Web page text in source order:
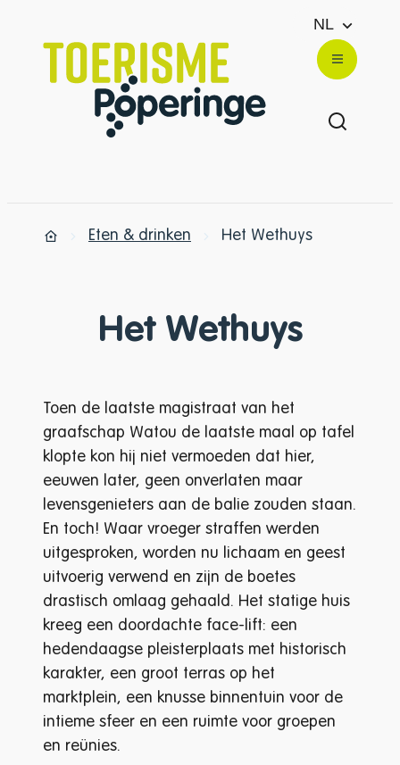
NL
Toerisme Poperinge
Zoek
Menu
Startpagina
Eten & drinken Het Wethuys
Het Wethuys
Toen de laatste magistraat van het
graafschap Watou de laatste maal op tafel
klopte kon hij niet vermoeden dat hier,
eeuwen later, geen onverlaten maar
levensgenieters aan de balie zouden staan.
En toch! Waar vroeger straffen werden
uitgesproken, worden nu lichaam en geest
uitvoerig verwend en zijn de boetes
drastisch omlaag gehaald. Het statige huis
kreeg een doordachte face-lift: een
hedendaagse pleisterplaats met historisch
karakter, een groot terras op het
marktplein, een knusse binnentuin voor de
intieme sfeer en een ruimte voor groepen
en reünies.